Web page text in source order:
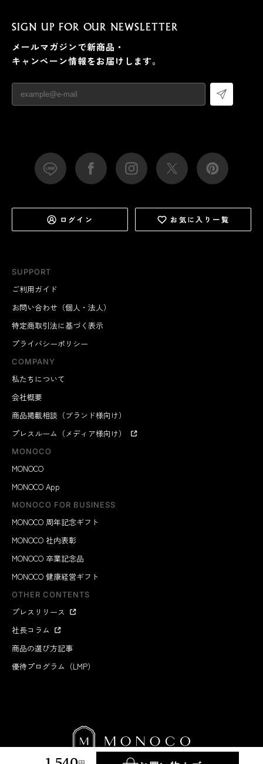
本品は、『MANGETSU（満月）』『SINGETSU（新
月）』の全身シャンプー各1袋とバスソルト各1袋を、封
筒形のパッケージに詰めたギフトセット。
ちょっとしたお返しやお礼、食事会の手土産、1、2泊の
旅行にちょうどいいサイズです。
SUPPORT
ご利用ガイド
お問い合わせ（個人・法人）
特定商取引法に基づく表示
プライバシーポリシー
COMPANY
私たちについて
会社概要
商品掲載相談（ブランド様向け）
プレスルーム（メディア様向け）
MONOCO
MONOCO
MONOCO App
MONOCO FOR BUSINESS
MONOCO 周年記念ギフト
MONOCO 社内表彰
MONOCO 卒業記念品
MONOCO 健康経営ギフト
OTHER CONTENTS
プレスリリース
社長コラム
商品の選び方記事
優待プログラム（LMP）
SIGN UP FOR OUR NEWSLETTER
メールマガジンで新商品・
キャンペーン情報をお届けします。
ログイン お気に入り一覧